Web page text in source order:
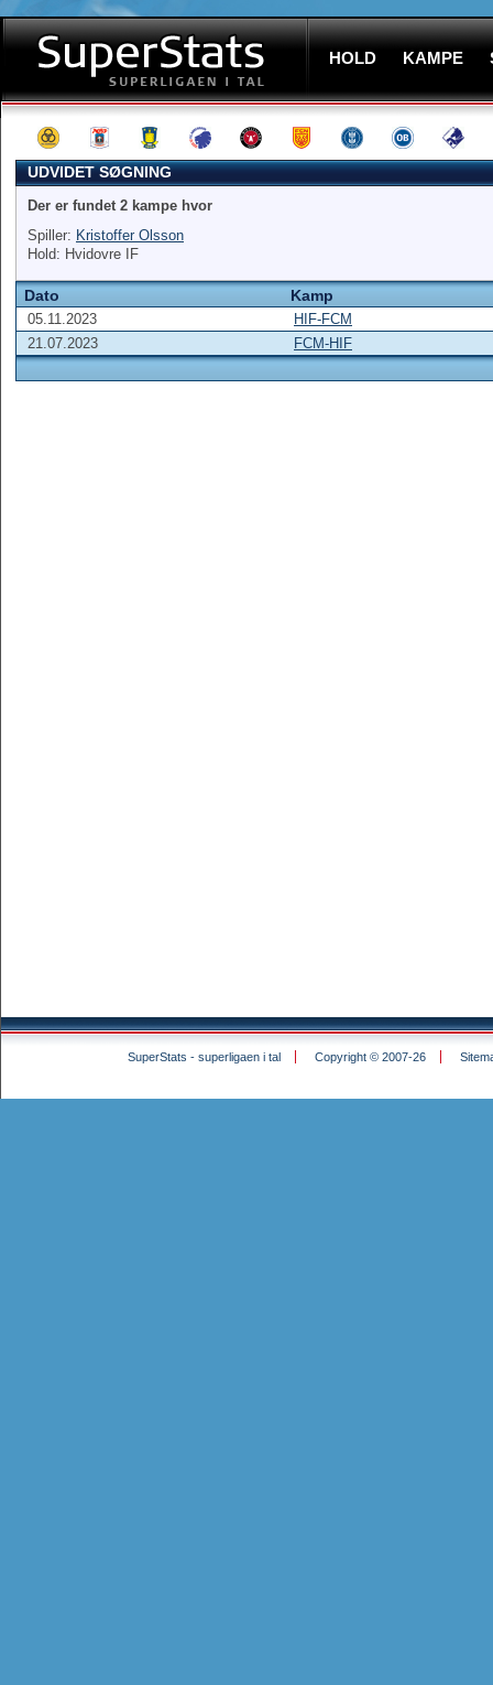
HOLD KAMPE
UDVIDET SØGNING
Der er fundet 2 kampe hvor
Spiller: Kristoffer Olsson
Hold: Hvidovre IF
Dato Kamp
05.11.2023
HIF-FCM
21.07.2023
FCM-HIF
SuperStats - superligaen i tal Copyright © 2007-26